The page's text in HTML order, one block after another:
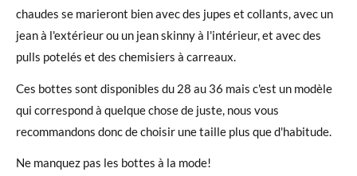
chaudes se marieront bien avec des jupes et collants, avec un
jean à l'extérieur ou un jean skinny à l'intérieur, et avec des
pulls potelés et des chemisiers à carreaux.
Ces bottes sont disponibles du 28 au 36 mais c'est un modèle
qui correspond à quelque chose de juste, nous vous
recommandons donc de choisir une taille plus que d'habitude.
Ne manquez pas les bottes à la mode!